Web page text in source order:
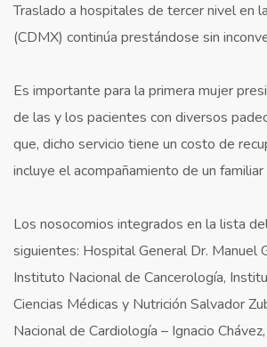
Traslado a hospitales de tercer nivel en
(CDMX) continúa prestándose sin
Es importante para la primera mujer
de las y los pacientes con diversos
que, dicho servicio tiene un costo de
incluye el acompañamiento de un
Los nosocomios integrados en la lista
siguientes: Hospital General Dr. Manuel
Instituto Nacional de Cancerología,
Ciencias Médicas y Nutrición Salvador
Nacional de Cardiología – Ignacio